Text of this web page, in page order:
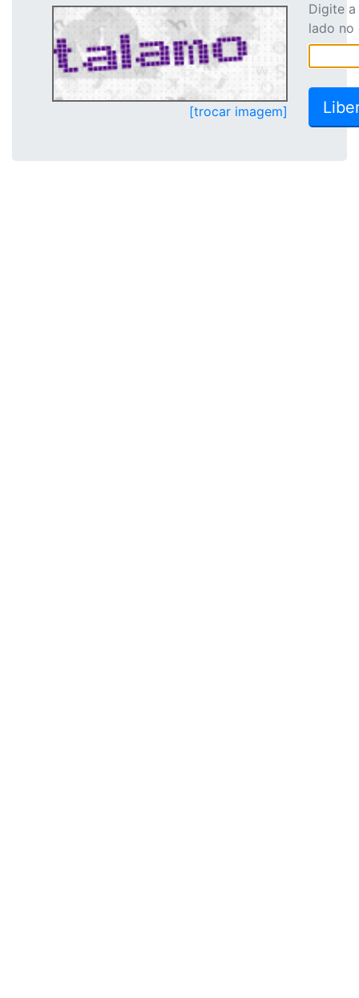
[trocar imagem]
Digite
lado no